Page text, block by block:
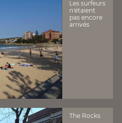
Les surfeurs
n'étaient
pas encore
arrivés
The Rocks